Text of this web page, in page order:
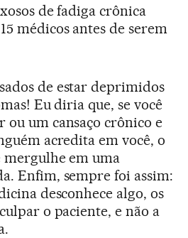
de fadiga crônica
médicos antes de serem
de estar deprimidos
Eu diria que, se você
ou um cansaço crônico e
acredita em você, o
em uma
Enfim, sempre foi assim:
desconhece algo, os
o paciente, e não a